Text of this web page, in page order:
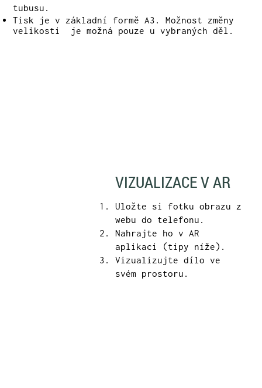
tubusu.
Tisk je v základní formě A3. Možnost změny
velikosti je možná pouze u vybraných děl.
VIZUALIZACE V AR
Uložte si fotku obrazu z
webu do telefonu.
Nahrajte ho v AR
aplikaci (tipy níže).
Vizualizujte dílo ve
svém prostoru.